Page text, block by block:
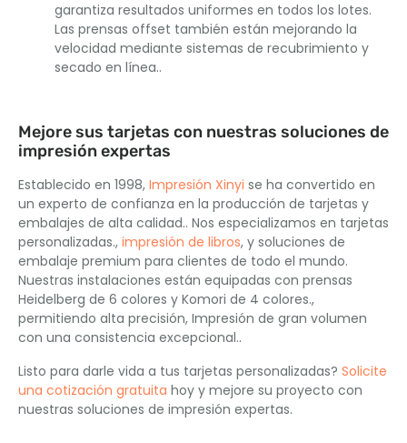
garantiza resultados uniformes en todos los lotes.
Las prensas offset también están mejorando la
velocidad mediante sistemas de recubrimiento y
secado en línea..
Mejore sus tarjetas con nuestras soluciones de
impresión expertas
Establecido en 1998, Impresión Xinyi se ha convertido en
un experto de confianza en la producción de tarjetas y
embalajes de alta calidad.. Nos especializamos en tarjetas
personalizadas., impresión de libros, y soluciones de
embalaje premium para clientes de todo el mundo.
Nuestras instalaciones están equipadas con prensas
Heidelberg de 6 colores y Komori de 4 colores.,
permitiendo alta precisión, Impresión de gran volumen
con una consistencia excepcional..
Listo para darle vida a tus tarjetas personalizadas? Solicite
una cotización gratuita hoy y mejore su proyecto con
nuestras soluciones de impresión expertas.